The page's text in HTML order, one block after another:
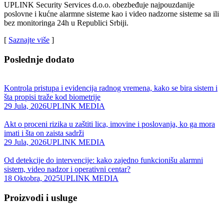
UPLINK Security Services d.o.o. obezbeđuje najpouzdanije
poslovne i kućne alarmne sisteme kao i video nadzorne sisteme sa ili
bez monitoringa 24h u Republici Srbiji.
[ Saznajte više ]
Poslednje dodato
Kontrola pristupa i evidencija radnog vremena, kako se bira sistem i
šta propisi traže kod biometrije
29 Jula, 2026UPLINK MEDIA
Akt o proceni rizika u zaštiti lica, imovine i poslovanja, ko ga mora
imati i šta on zaista sadrži
29 Jula, 2026UPLINK MEDIA
Od detekcije do intervencije: kako zajedno funkcionišu alarmni
sistem, video nadzor i operativni centar?
18 Oktobra, 2025UPLINK MEDIA
Proizvodi i usluge